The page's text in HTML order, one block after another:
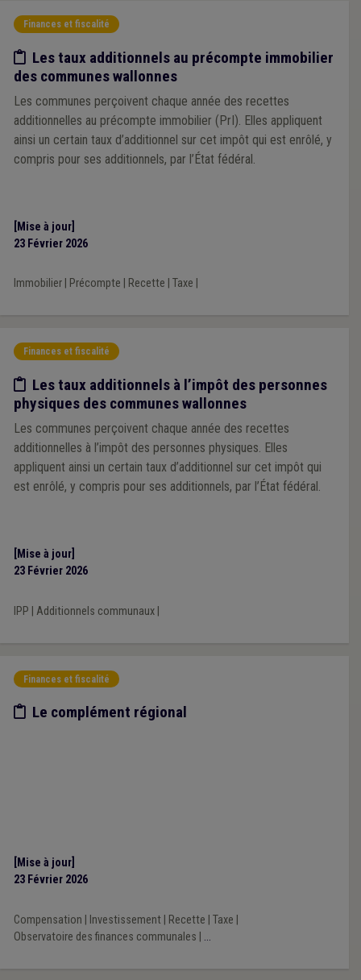
Finances et fiscalité
Etude/chiffres
Les taux additionnels au précompte immobilier
des communes wallonnes
Les communes perçoivent chaque année des recettes
additionnelles au précompte immobilier (PrI). Elles appliquent
ainsi un certain taux d’additionnel sur cet impôt qui est enrôlé, y
compris pour ses additionnels, par l’État fédéral.
[Mise à jour]
23 Février 2026
Immobilier| Précompte Recette Taxe
Finances et fiscalité
Etude/chiffres
Les taux additionnels à l’impôt des personnes
physiques des communes wallonnes
Les communes perçoivent chaque année des recettes
additionnelles à l’impôt des personnes physiques. Elles
appliquent ainsi un certain taux d’additionnel sur cet impôt qui
est enrôlé, y compris pour ses additionnels, par l’État fédéral.
[Mise à jour]
23 Février 2026
IPP Additionnels communaux|
Finances et fiscalité
Etude/chiffres
Le complément régional
[Mise à jour]
23 Février 2026
Compensation Investissement| Recette Taxe
Observatoire des finances communales
...